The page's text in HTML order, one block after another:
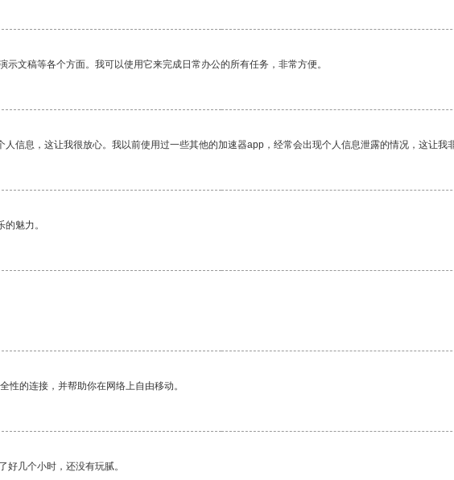
文稿等各个方面。我可以使用它来完成日常办公的所有任务，非常方便。
信息，这让我很放心。我以前使用过一些其他的加速器app，经常会出现个人信息泄露的情况，这让我
魅力。
性的连接，并帮助你在网络上自由移动。
几个小时，还没有玩腻。